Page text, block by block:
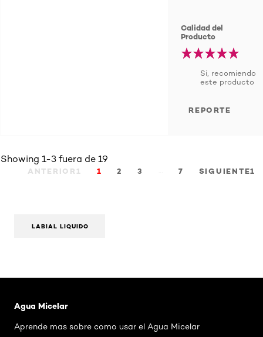
Calidad del
Producto
Si, recomiendo
este producto
REPORTE
Showing 1-3 fuera de 19
ANTERIOR1 1 2 3 7 SIGUIENTE1
LABIAL LIQUIDO
Agua Micelar
Aprende mas sobre como usar el Agua Micelar